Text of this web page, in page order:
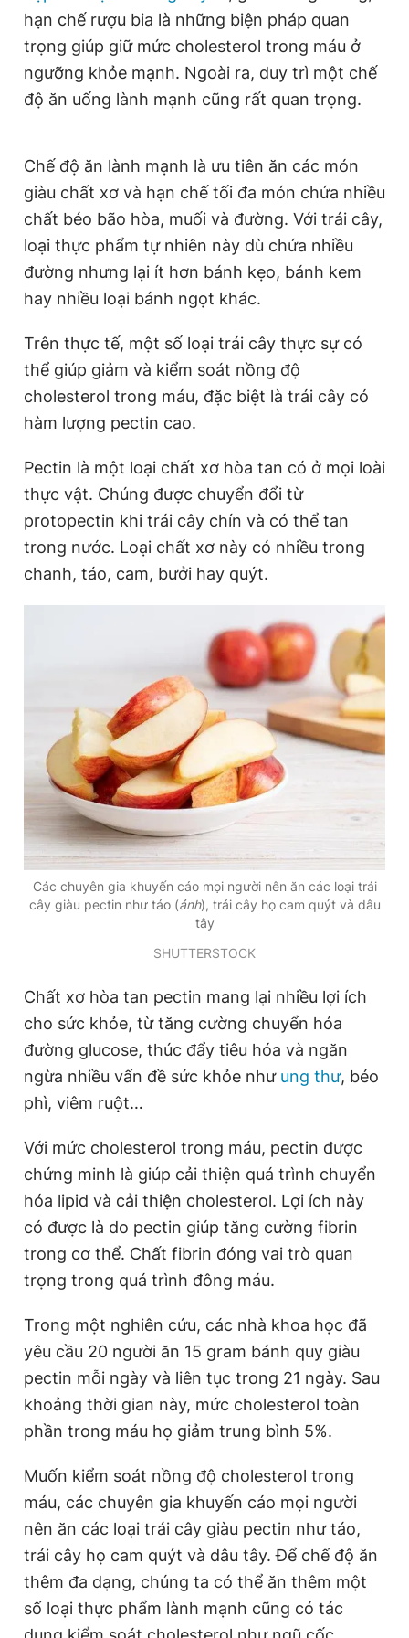
Giấy phép xuất bản số 110/GP - BTTTT cấp ngày 24.3.2020
© 2003-2026 Bản quyền thuộc về Báo Thanh Niên. Cấm sao
chép dưới mọi hình thức nếu không có sự chấp thuận bằng văn
bản. Phát triển bởi ePi Technologies, JSC.
hạn chế rượu bia là những biện pháp quan
trọng giúp giữ mức cholesterol trong máu ở
ngưỡng khỏe mạnh. Ngoài ra, duy trì một chế
độ ăn uống lành mạnh cũng rất quan trọng.
Chế độ ăn lành mạnh là ưu tiên ăn các món
giàu chất xơ và hạn chế tối đa món chứa nhiều
chất béo bão hòa, muối và đường. Với trái cây,
loại thực phẩm tự nhiên này dù chứa nhiều
đường nhưng lại ít hơn bánh kẹo, bánh kem
hay nhiều loại bánh ngọt khác.
Trên thực tế, một số loại trái cây thực sự có
thể giúp giảm và kiểm soát nồng độ
cholesterol trong máu, đặc biệt là trái cây có
hàm lượng pectin cao.
Pectin là một loại chất xơ hòa tan có ở mọi loài
thực vật. Chúng được chuyển đổi từ
protopectin khi trái cây chín và có thể tan
trong nước. Loại chất xơ này có nhiều trong
chanh, táo, cam, bưởi hay quýt.
Các chuyên gia khuyến cáo mọi người nên ăn các loại trái
cây giàu pectin như táo (ảnh), trái cây họ cam quýt và dâu
tây
SHUTTERSTOCK
Chất xơ hòa tan pectin mang lại nhiều lợi ích
cho sức khỏe, từ tăng cường chuyển hóa
đường glucose, thúc đẩy tiêu hóa và ngăn
ngừa nhiều vấn đề sức khỏe nhưung thư, béo
phì, viêm ruột…
Với mức cholesterol trong máu, pectin được
chứng minh là giúp cải thiện quá trình chuyển
hóa lipid và cải thiện cholesterol. Lợi ích này
có được là do pectin giúp tăng cường fibrin
trong cơ thể. Chất fibrin đóng vai trò quan
trọng trong quá trình đông máu.
Trong một nghiên cứu, các nhà khoa học đã
yêu cầu 20 người ăn 15 gram bánh quy giàu
pectin mỗi ngày và liên tục trong 21 ngày. Sau
khoảng thời gian này, mức cholesterol toàn
phần trong máu họ giảm trung bình 5%.
Muốn kiểm soát nồng độ cholesterol trong
máu, các chuyên gia khuyến cáo mọi người
nên ăn các loại trái cây giàu pectin như táo,
trái cây họ cam quýt và dâu tây. Để chế độ ăn
thêm đa dạng, chúng ta có thể ăn thêm một
số loại thực phẩm lành mạnh cũng có tác